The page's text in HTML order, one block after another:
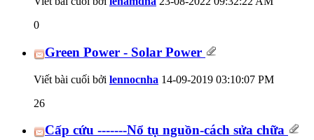
0
Green Power - Solar Power
Viết bài cuối bởi lennocnha 14-09-2019 03:10:07 PM
26
Cấp cứu -------Nổ tụ nguồn-cách sửa chữa